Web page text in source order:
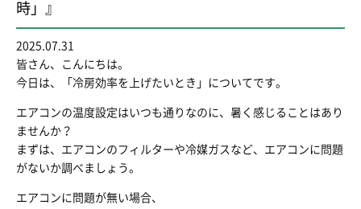
時」』
2025.07.31
皆さん、こんにちは。
今日は、「冷房効率を上げたいとき」についてです。
エアコンの温度設定はいつも通りなのに、暑く感じることはあり
ませんか？
まずは、エアコンのフィルターや冷媒ガスなど、エアコンに問題
がないか調べましょう。
エアコンに問題が無い場合、